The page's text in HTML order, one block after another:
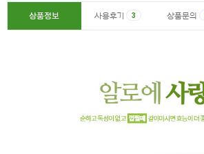
상품정보 사용후기 3 상품문의